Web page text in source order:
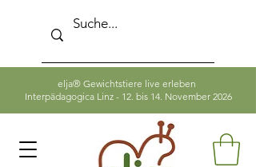
elja® Gewichtstiere live erleben
Interpädagogica Linz - 12. bis 14. November 2026